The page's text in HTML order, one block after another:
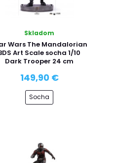
Skladom
Wars The Mandalorian
Art Scale socha 1/10
Dark Trooper 24 cm
149,90 €
Socha